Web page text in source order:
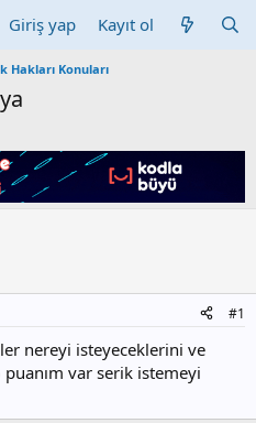
Giriş yap Kayıt ol
Konuları
#1
nereyi isteyeceklerini ve
var serik istemeyi